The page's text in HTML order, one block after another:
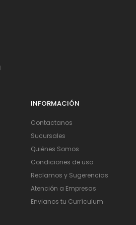
INFORMACIÓN
Contactanos
Sucursales
Quiénes Somos
Condiciones de uso
Reclamos y Sugerencias
Atención a Empresas
Envianos tu Currículum